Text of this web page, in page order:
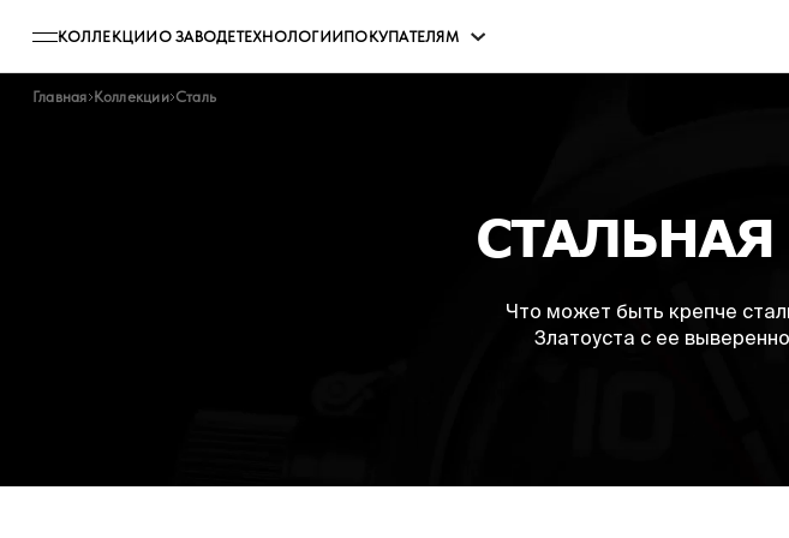
КОЛЛЕКЦИИ О ЗАВОДЕТЕХНОЛОГИИПОКУПАТЕЛЯМ
Главная Коллекции Сталь
СТАЛЬНАЯ
Что может быть крепче
Златоуста с ее